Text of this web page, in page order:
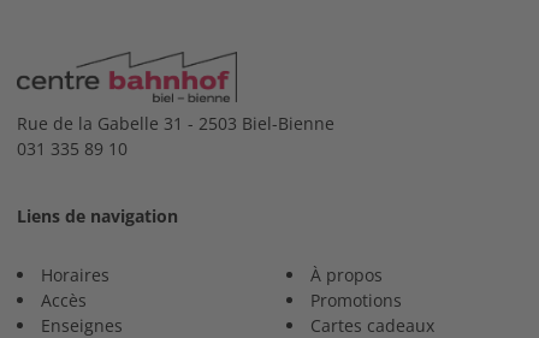
Rue de la Gabelle 31 - 2503 Biel-Bienne
031 335 89 10
Liens de navigation
Horaires
Accès
Enseignes
À propos
Promotions
Cartes cadeaux